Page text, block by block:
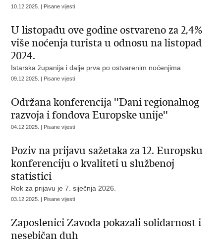
10.12.2025. | Pisane vijesti
U listopadu ove godine ostvareno za 2,4%
više noćenja turista u odnosu na listopad
2024.
Istarska županija i dalje prva po ostvarenim noćenjima
09.12.2025. | Pisane vijesti
Održana konferencija ''Dani regionalnog
razvoja i fondova Europske unije''
04.12.2025. | Pisane vijesti
Poziv na prijavu sažetaka za 12. Europsku
konferenciju o kvaliteti u službenoj
statistici
Rok za prijavu je 7. siječnja 2026.
03.12.2025. | Pisane vijesti
Zaposlenici Zavoda pokazali solidarnost i
nesebičan duh